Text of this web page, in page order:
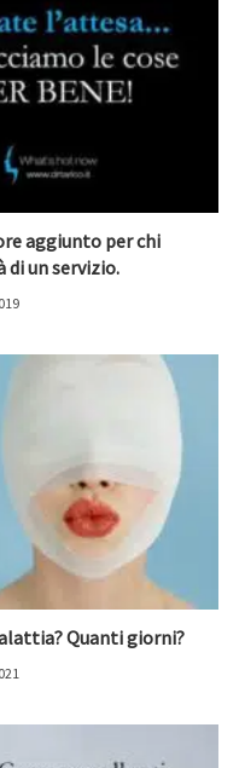
aggiunto per chi
di un servizio.
Quanti giorni?